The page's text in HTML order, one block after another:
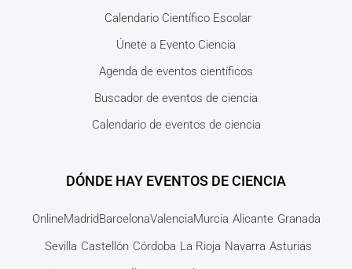
Calendario Científico Escolar
Únete a Evento Ciencia
Agenda de eventos científicos
Buscador de eventos de ciencia
Calendario de eventos de ciencia
DÓNDE HAY EVENTOS DE CIENCIA
OnlineMadridBarcelonaValenciaMurcia Alicante Granada
Sevilla Castellón Córdoba La Rioja Navarra Asturias